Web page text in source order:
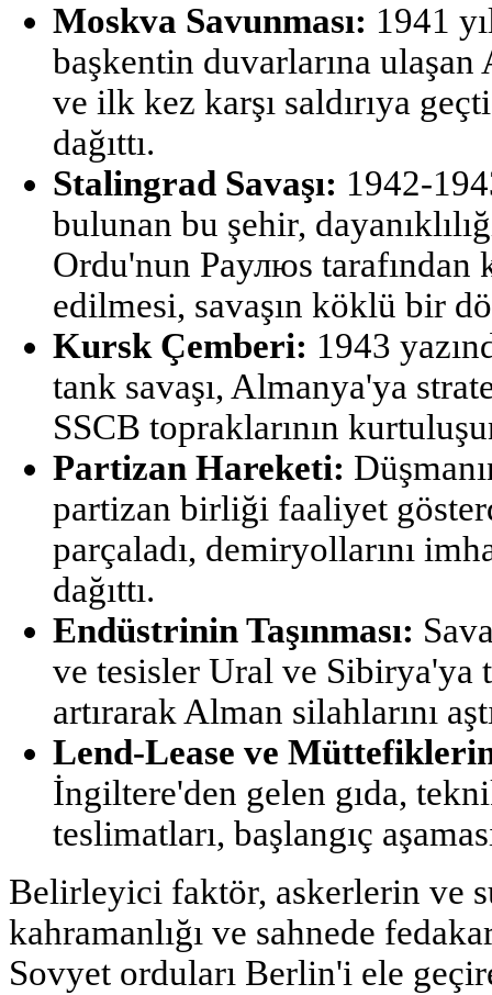
Moskva Savunması: 1941
başkentin duvarlarına
ve ilk kez karşı saldırıya
dağıttı.
Stalingrad Savaşı: 1942-
bulunan bu şehir,
Ordu'nun Paулюs tarafından
edilmesi, savaşın köklü bir
Kursk Çemberi: 1943
tank savaşı, Almanya'ya
SSCB topraklarının
Partizan Hareketi:
partizan birliği faaliyet
parçaladı, demiryollarını
dağıttı.
Endüstrinin Taşınması:
ve tesisler Ural ve Sibirya'ya
artırarak Alman silahlarını
Lend-Lease ve
İngiltere'den gelen gıda,
teslimatları, başlangıç
Belirleyici faktör, askerlerin ve
kahramanlığı ve sahnede
Sovyet orduları Berlin'i ele